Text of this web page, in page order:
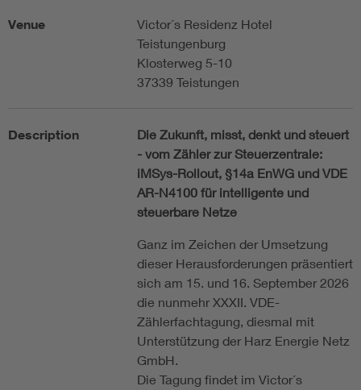
Venue
Victor´s Residenz Hotel
Teistungenburg
Klosterweg 5-10
37339 Teistungen
Description
Die Zukunft, misst, denkt und steuert
- vom Zähler zur Steuerzentrale:
iMSys-Rollout, §14a EnWG und VDE
AR-N4100 für intelligente und
steuerbare Netze
Ganz im Zeichen der Umsetzung
dieser Herausforderungen präsentiert
sich am 15. und 16. September 2026
die nunmehr XXXII. VDE-
Zählerfachtagung, diesmal mit
Unterstützung der Harz Energie Netz
GmbH.
Die Tagung findet im Victor´s